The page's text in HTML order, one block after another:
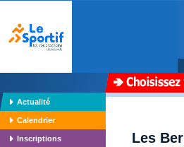
Actualité
Calendrier
Inscriptions Les